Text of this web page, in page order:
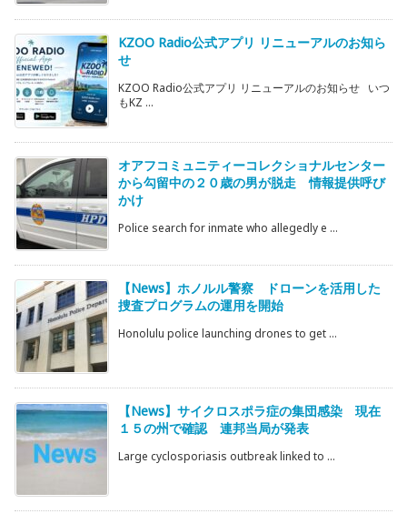
KZOO Radio公式アプリ リニューアルのお知ら
せ
KZOO Radio公式アプリ リニューアルのお知らせ いつ
もKZ ...
オアフコミュニティーコレクショナルセンター
から勾留中の２０歳の男が脱走 情報提供呼び
かけ
Police search for inmate who allegedly e ...
【News】ホノルル警察 ドローンを活用した
捜査プログラムの運用を開始
Honolulu police launching drones to get ...
【News】サイクロスポラ症の集団感染 現在
１５の州で確認 連邦当局が発表
Large cyclosporiasis outbreak linked to ...